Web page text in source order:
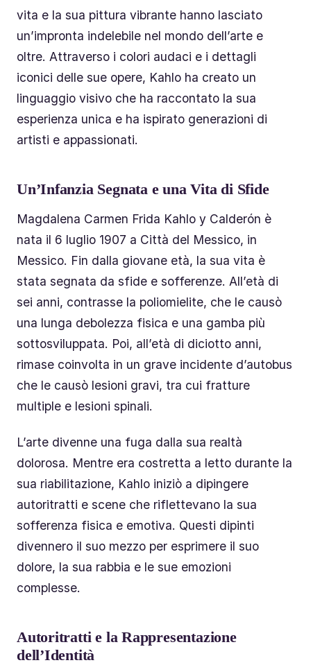
vita e la sua pittura vibrante hanno lasciato
un’impronta indelebile nel mondo dell’arte e
oltre. Attraverso i colori audaci e i dettagli
iconici delle sue opere, Kahlo ha creato un
linguaggio visivo che ha raccontato la sua
esperienza unica e ha ispirato generazioni di
artisti e appassionati.
Un’Infanzia Segnata e una Vita di Sfide
Magdalena Carmen Frida Kahlo y Calderón è
nata il 6 luglio 1907 a Città del Messico, in
Messico. Fin dalla giovane età, la sua vita è
stata segnata da sfide e sofferenze. All’età di
sei anni, contrasse la poliomielite, che le causò
una lunga debolezza fisica e una gamba più
sottosviluppata. Poi, all’età di diciotto anni,
rimase coinvolta in un grave incidente d’autobus
che le causò lesioni gravi, tra cui fratture
multiple e lesioni spinali.
L’arte divenne una fuga dalla sua realtà
dolorosa. Mentre era costretta a letto durante la
sua riabilitazione, Kahlo iniziò a dipingere
autoritratti e scene che riflettevano la sua
sofferenza fisica e emotiva. Questi dipinti
divennero il suo mezzo per esprimere il suo
dolore, la sua rabbia e le sue emozioni
complesse.
Autoritratti e la Rappresentazione
dell’Identità